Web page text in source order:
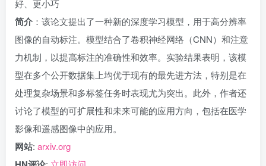
好、更小巧
简介 ：该论文提出了一种新的深度学习模型，用于高分辨率
图像的自动标注。模型结合了卷积神经网络（CNN）和注意
力机制，以提高标注的准确性和效率。实验结果表明，该模
型在多个公开数据集上均优于现有的最先进方法，特别是在
处理复杂场景和多标签任务时表现尤为突出。此外，作者还
讨论了模型的可扩展性和未来可能的应用方向，包括在医学
影像和遥感图像中的应用。
网站: arxiv.org